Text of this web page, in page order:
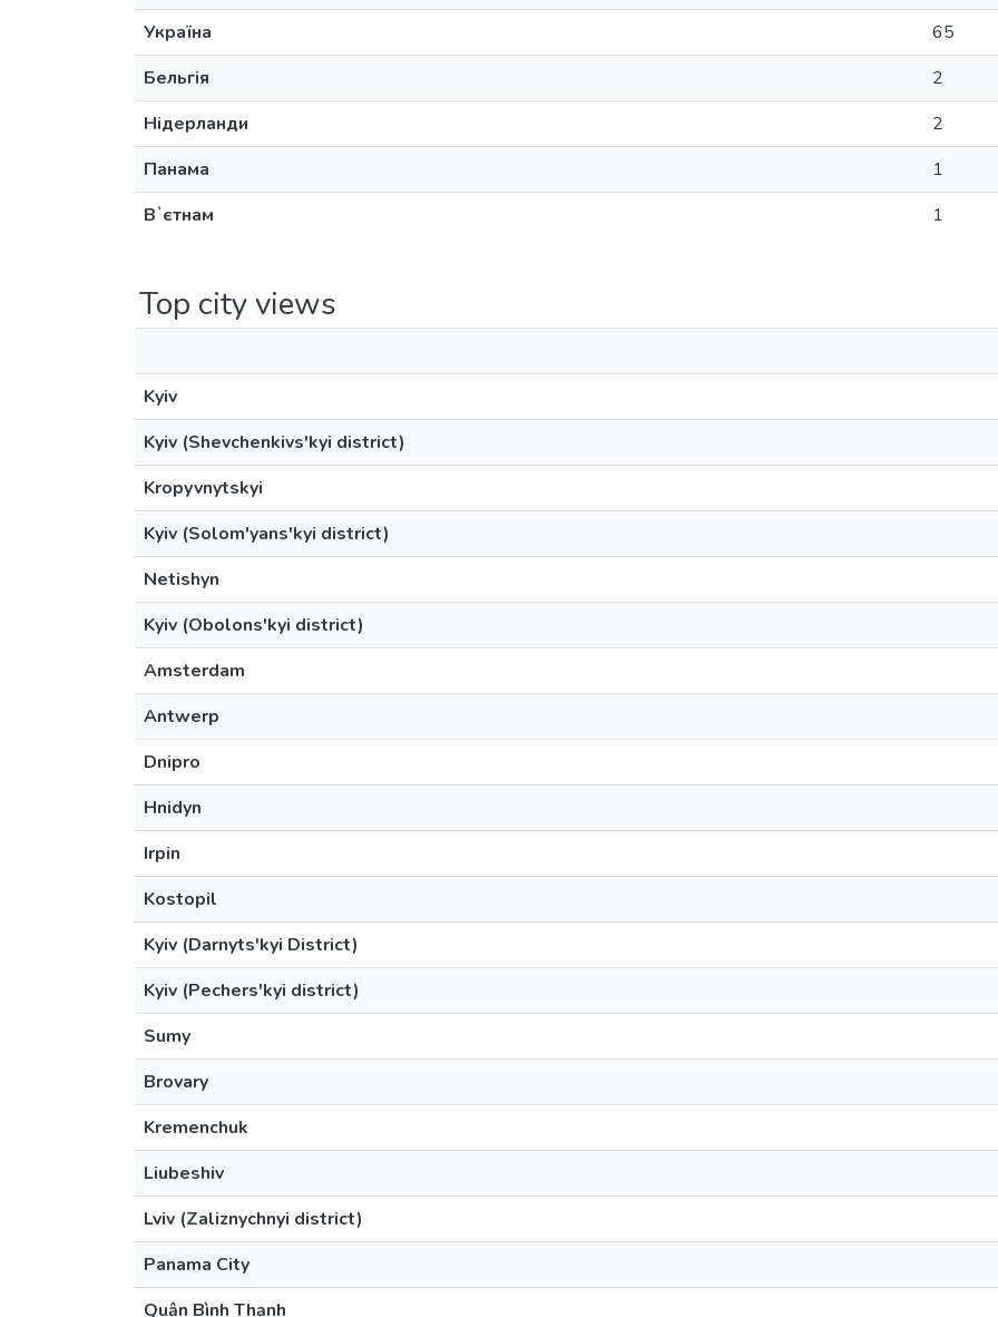
Україна
65
Бельгія
2
Нідерланди
2
Панама
1
Вʼєтнам
1
Top city views
Kyiv
Kyiv (Shevchenkivs'kyi district)
Kropyvnytskyi
Kyiv (Solom'yans'kyi district)
Netishyn
Kyiv (Obolons'kyi district)
Amsterdam
Antwerp
Dnipro
Hnidyn
Irpin
Kostopil
Kyiv (Darnyts'kyi District)
Kyiv (Pechers'kyi district)
Sumy
Brovary
Kremenchuk
Liubeshiv
Lviv (Zaliznychnyi district)
Panama City
Quận Bình Thạnh